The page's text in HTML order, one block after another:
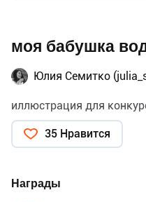
моя бабушка
Юлия Семитко
иллюстрация для
35 Нравится
Награды